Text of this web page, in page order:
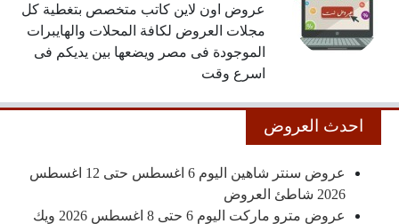
عروض اون لاين كاتب متخصص بتغطية كل
مجلات العروض لكافة المحلات والهايبرات
الموجودة فى مصر ويضعها بين يديكم فى
اسرع وقت
احدث العروض
عروض سنتر شاهين اليوم 6 اغسطس حتى 12 اغسطس
2026 شاطئ العروض
عروض مترو ماركت اليوم 6 حتى 8 اغسطس 2026 ويك